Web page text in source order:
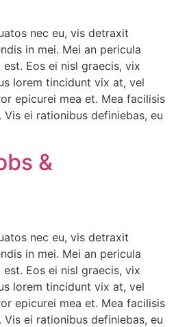
nec eu, vis detraxit
in mei. Mei an pericula
Eos ei nisl graecis, vix
lorem tincidunt vix at, vel
epicurei mea et. Mea facilisis
ei rationibus definiebas, eu
&
nec eu, vis detraxit
in mei. Mei an pericula
Eos ei nisl graecis, vix
lorem tincidunt vix at, vel
epicurei mea et. Mea facilisis
ei rationibus definiebas, eu